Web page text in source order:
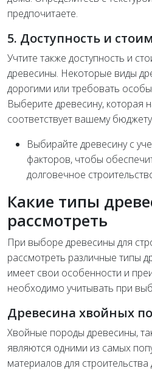
предпочитаете.
5. Доступность и
Учтите также доступность и
древесины. Некоторые виды
дорогими или требовать
Выберите древесину, которая
соответствует вашему
Выбирайте древесину с
факторов, чтобы
долговечное
Какие типы
рассмотреть
При выборе древесины для
рассмотреть различные типы
имеет свои особенности и
необходимо учитывать при
Древесина хвойных
Хвойные породы древесины,
являются одними из самых
материалов для